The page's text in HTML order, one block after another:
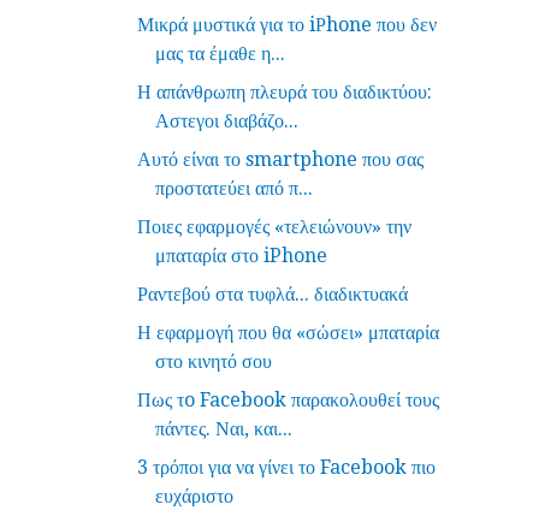
Μικρά μυστικά για το iΡhone που δεν
μας τα έμαθε η...
Η απάνθρωπη πλευρά του διαδικτύου:
Αστεγοι διαβάζο...
Αυτό είναι το smartphone που σας
προστατεύει από π...
Ποιες εφαρμογές «τελειώνουν» την
μπαταρία στο iPhone
Ραντεβού στα τυφλά... διαδικτυακά
Η εφαρμογή που θα «σώσει» μπαταρία
στο κινητό σου
Πως τo Facebook παρακολουθεί τους
πάντες. Ναι, και...
3 τρόποι για να γίνει το Facebook πιο
ευχάριστο